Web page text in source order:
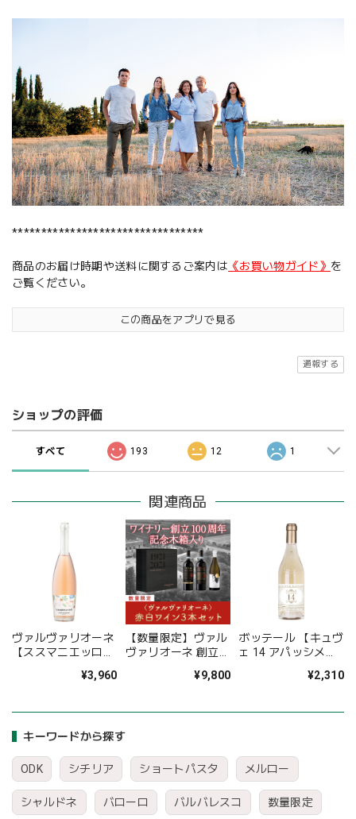
キーワードから探す
ODK シチリア ショートパスタ メルロー
シャルドネ バローロ バルバレスコ 数量限定
*********************************
商品のお届け時期や送料に関するご案内は 《お買い物ガイド》 を
ご覧ください。
この商品をアプリで見る
通報する
ショップの評価
すべて 193 12 1
関連商品
ヴァルヴァリオーネ
【ススマニエッロ・
¥3,960
【数量限定】ヴァル
ヴァリオーネ 創立
ックスワイン3本セ
16%OFF＆送料無
¥9,800
ボッテール 【キュヴ
ェ 14 アパッシメン
¥2,310